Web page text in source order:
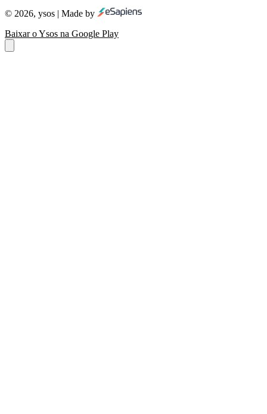
© 2026, ysos | Made by
Baixar o Ysos na Google Play